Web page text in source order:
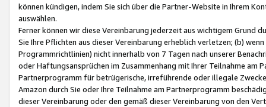
können kündigen, indem Sie sich über die Partner-Website in Ihrem
auswählen.
Ferner können wir diese Vereinbarung jederzeit aus wichtigem Grund
Sie Ihre Pflichten aus dieser Vereinbarung erheblich verletzen; (b)
Programmrichtlinien) nicht innerhalb von 7 Tagen nach unserer
oder Haftungsansprüchen im Zusammenhang mit Ihrer Teilnahme am
Partnerprogramm für betrügerische, irreführende oder illegale
Amazon durch Sie oder Ihre Teilnahme am Partnerprogramm
dieser Vereinbarung oder den gemäß dieser Vereinbarung von den